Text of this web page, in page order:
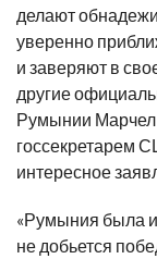
делают
уверенно
и заверяют в
другие
Румынии Марчел
госсекретарем
интересное
«Румыния была и
не добьется